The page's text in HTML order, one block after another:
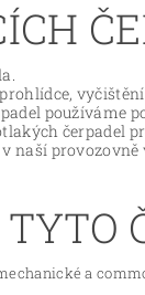
používáme
čerpadel
naší provozovně
a